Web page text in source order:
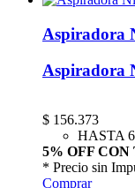
Aspiradora
Aspiradora
$ 156.373
HASTA 6
5% OFF
* Precio sin
Comprar